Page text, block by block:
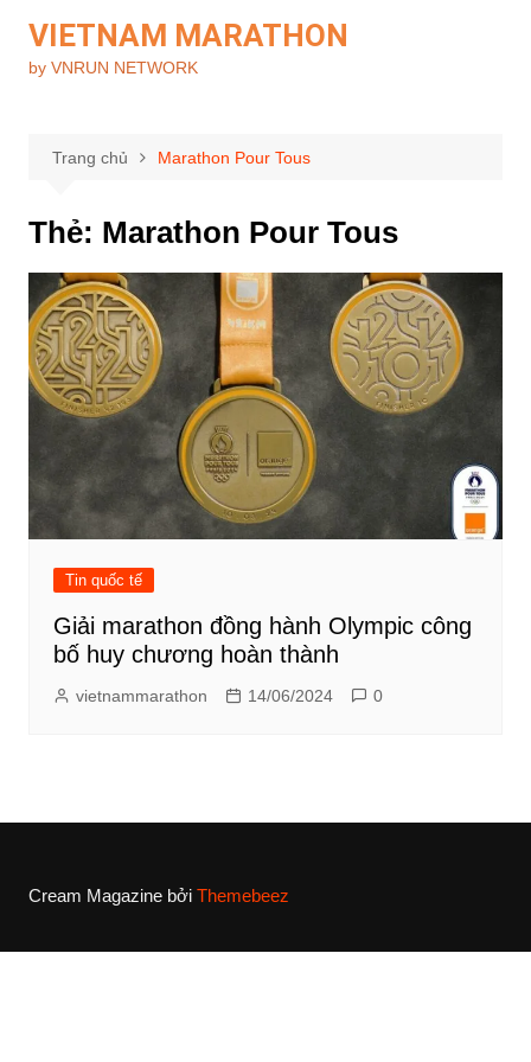
phần
VIETNAM MARATHON
by VNRUN NETWORK
Trang chủ Marathon Pour Tous
Thẻ: Marathon Pour Tous
Tin quốc tế
Giải marathon đồng hành Olympic công
bố huy chương hoàn thành
vietnammarathon 14/06/2024 0
Cream Magazine bởi Themebeez